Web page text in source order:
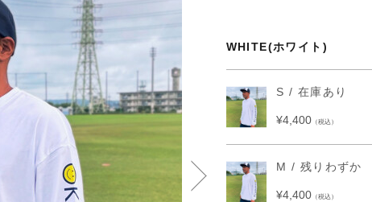
WHITE(ホワイト)
S / 在庫あり
¥4,400 （税込）
M / 残りわずか
¥4,400 （税込）